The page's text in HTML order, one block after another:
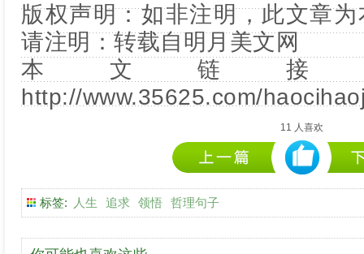
版权声明：如非注明，此文章
请注明：转载自明月美文网
本文链接
http://www.35625.com/
11 人喜欢
标签: 人生 追求 领悟 哲理句子